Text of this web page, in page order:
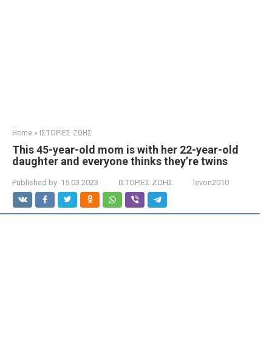
Home » ΙΣΤΟΡΙΕΣ ΖΩΗΣ
This 45-year-old mom is with her 22-year-old
daughter and everyone thinks they’re twins
Published by: 15.03.2023 ΙΣΤΟΡΙΕΣ ΖΩΗΣ levon2010